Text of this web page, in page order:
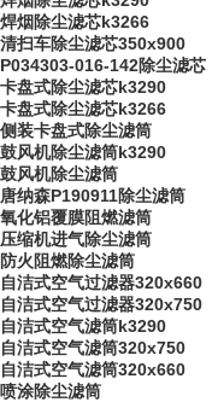
焊烟除尘滤芯k3266
清扫车除尘滤芯350x900
P034303-016-142除尘滤芯
卡盘式除尘滤芯k3290
卡盘式除尘滤芯k3266
侧装卡盘式除尘滤筒
鼓风机除尘滤筒k3290
鼓风机除尘滤筒
唐纳森P190911除尘滤筒
氧化铝覆膜阻燃滤筒
压缩机进气除尘滤筒
防火阻燃除尘滤筒
自洁式空气过滤器320x660
自洁式空气过滤器320x750
自洁式空气滤筒k3290
自洁式空气滤筒320x750
自洁式空气滤筒320x660
喷涂除尘滤筒